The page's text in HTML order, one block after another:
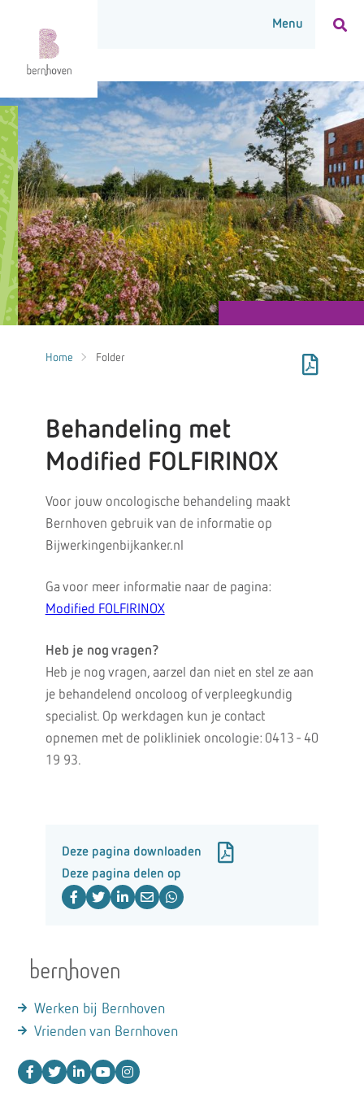
Home Folder
Behandeling met
Modified FOLFIRINOX
Voor jouw oncologische behandeling maakt
Bernhoven gebruik van de informatie op
Bijwerkingenbijkanker.nl
Ga voor meer informatie naar de pagina:
Modified FOLFIRINOX
Heb je nog vragen?
Heb je nog vragen, aarzel dan niet en stel ze aan
je behandelend oncoloog of verpleegkundig
specialist. Op werkdagen kun je contact
opnemen met de polikliniek oncologie: 0413 - 40
19 93.
Deze pagina downloaden
Deze pagina delen op
Werken bij Bernhoven
Vrienden van Bernhoven